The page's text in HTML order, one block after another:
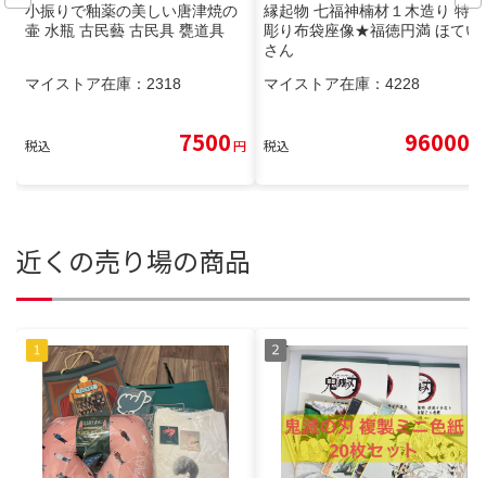
小振りで釉薬の美しい唐津焼の
壷 水瓶 古民藝 古民具 甕道具
マイストア在庫： 2318
税込 7500円
縁起物 七福神楠材１木造り 特上
彫り布袋座像★福徳円満 ほてい
さん
マイストア在庫： 4228
税込 96000
近くの売り場の商品